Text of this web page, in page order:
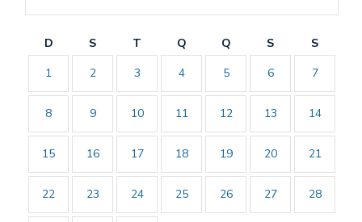
D S T Q Q S
S
1
2 3 4 5 6 7
8 9 10 11 12 13 14
15 16 17 18 19 20 21
22 23 24 25 26 27 28